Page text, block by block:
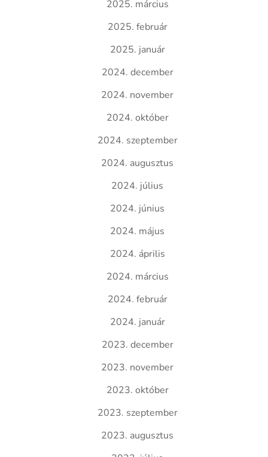
2025. március
2025. február
2025. január
2024. december
2024. november
2024. október
2024. szeptember
2024. augusztus
2024. július
2024. június
2024. május
2024. április
2024. március
2024. február
2024. január
2023. december
2023. november
2023. október
2023. szeptember
2023. augusztus